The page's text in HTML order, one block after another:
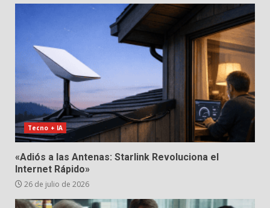
Tecno + IA
«Adiós a las Antenas: Starlink Revoluciona el
Internet Rápido»
26 de julio de 2026